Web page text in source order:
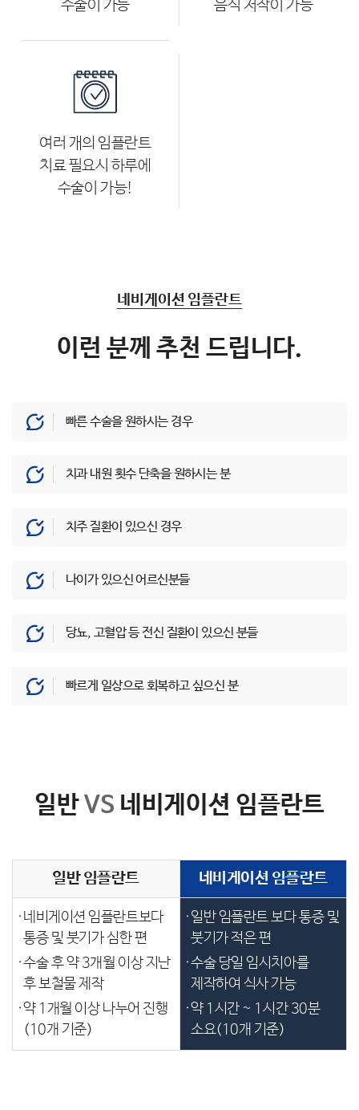
수술이 가능
음식 저작이 가능
여러 개의 임플란트
치료 필요시 하루에
수술이 가능!
네비게이션 임플란트
이런 분께 추천 드립니다.
빠른 수술을 원하시는 경우
치과 내원 횟수 단축을 원하시는 분
치주 질환이 있으신 경우
나이가 있으신 어르신분들
당뇨, 고혈압 등 전신 질환이 있으신 분들
빠르게 일상으로 회복하고 싶으신 분
일반VS 네비게이션 임플란트
일반 임플란트 네비게이션 임플란트
· 네비게이션 임플란트보다
통증 및 붓기가 심한 편
·수술 후 약 3개월 이상 지난
후 보철물 제작
·약 1개월 이상 나누어 진행
(10개 기준)
· 일반 임플란트 보다 통증 및
붓기가 적은 편
·수술 당일 임시치아를
제작하여 식사 가능
·약 1시간 ~ 1시간 30분
소요(10개 기준)